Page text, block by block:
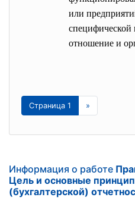
или
специфической
отношение и
Страница 1 »
Информация о работе
Цель и основные
(бухгалтерской)